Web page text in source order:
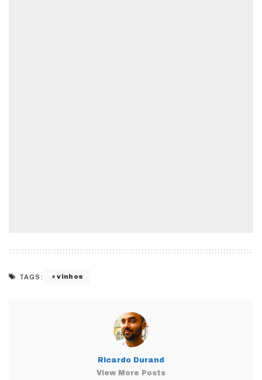
TAGS: vinhos
Ricardo Durand
View More Posts